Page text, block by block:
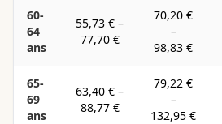
60-
64
ans
55,73 € –
77,70 €
70,20 €
–
98,83 €
65-
69
ans
63,40 € –
88,77 €
79,22 €
–
132,95 €